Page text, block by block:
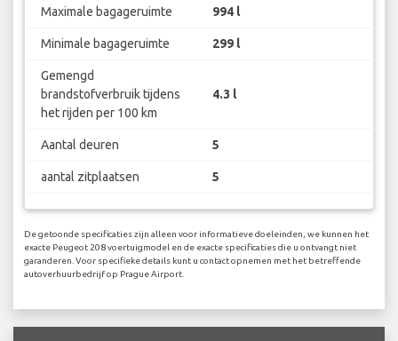
Maximale bagageruimte 994 l
Minimale bagageruimte 299 l
Gemengd
brandstofverbruik tijdens
het rijden per 100 km
4.3 l
Aantal deuren 5
aantal zitplaatsen 5
De getoonde specificaties zijn alleen voor informatieve doeleinden, we kunnen het
exacte Peugeot 208 voertuigmodel en de exacte specificaties die u ontvangt niet
garanderen. Voor specifieke details kunt u contact opnemen met het betreffende
autoverhuurbedrijf op Prague Airport.